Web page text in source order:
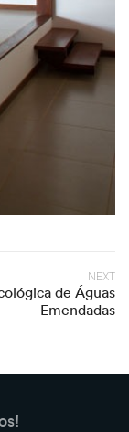
NEXT
de Águas
Emendadas